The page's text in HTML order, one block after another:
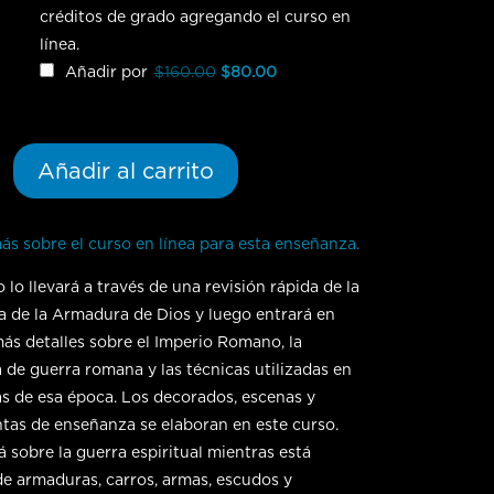
créditos de grado agregando el curso en
línea.
Añadir por $160.00 Original
price
$80.00Current
price
Añadir al carrito
sobre el curso en línea para esta enseñanza.
lo llevará a través de una revisión rápida de la
de la Armadura de Dios y luego entrará en
detalles sobre el Imperio Romano, la
de guerra romana y las técnicas utilizadas en
de esa época. Los decorados, escenas y
de enseñanza se elaboran en este curso.
sobre la guerra espiritual mientras está
armaduras, carros, armas, escudos y